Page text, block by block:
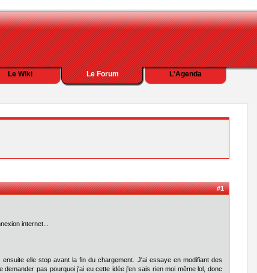
L'Agenda
Le Forum
Le Wiki
#1
internet...
elle stop avant la fin du chargement. J'ai essaye en modifiant des
pas pourquoi j'ai eu cette idée j'en sais rien moi même lol, donc